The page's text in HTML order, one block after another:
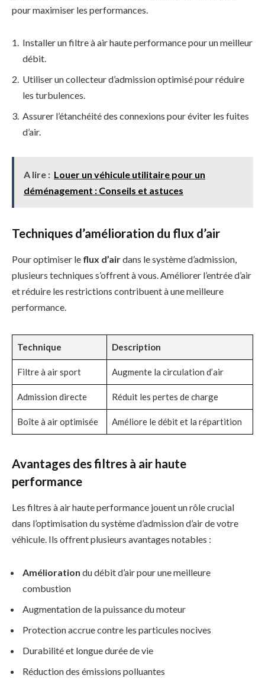
pour maximiser les performances.
Installer un filtre à air haute performance pour un meilleur
débit.
Utiliser un collecteur d’admission optimisé pour réduire
les turbulences.
Assurer l’étanchéité des connexions pour éviter les fuites
d’air.
A lire : Louer un véhicule utilitaire pour un
déménagement : Conseils et astuces
Techniques d’amélioration du flux d’air
Pour optimiser le flux d’airdans le système d’admission,
plusieurs techniques s’offrent à vous. Améliorer l’entrée d’air
et réduire les restrictions contribuent à une meilleure
performance.
Technique Description
Filtre à air sport Augmente la circulation d’air
Admission directe Réduit les pertes de charge
Boîte à air optimisée Améliore le débit et la répartition
Avantages des filtres à air haute
performance
Les filtres à air haute performance jouent un rôle crucial
dans l’optimisation du système d’admission d’air de votre
véhicule. Ils offrent plusieurs avantages notables :
Amélioration du débit d’air pour une meilleure
combustion
Augmentation de la puissance du moteur
Protection accrue contre les particules nocives
Durabilité et longue durée de vie
Réduction des émissions polluantes